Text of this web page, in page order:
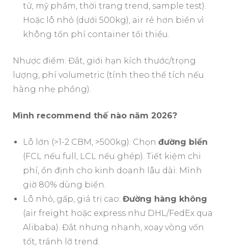
tử, mỹ phẩm, thời trang trend, sample test).
Hoặc lô nhỏ (dưới 500kg), air rẻ hơn biển vì
không tốn phí container tối thiểu.
Nhược điểm: Đắt, giới hạn kích thước/trọng
lượng, phí volumetric (tính theo thể tích nếu
hàng nhẹ phồng).
Mình recommend thế nào năm 2026?
Lô lớn (>1-2 CBM, >500kg): Chọn đường biển
(FCL nếu full, LCL nếu ghép). Tiết kiệm chi
phí, ổn định cho kinh doanh lâu dài. Mình
giờ 80% dùng biển.
Lô nhỏ, gấp, giá trị cao: Đường hàng không
(air freight hoặc express như DHL/FedEx qua
Alibaba). Đắt nhưng nhanh, xoay vòng vốn
tốt, tránh lỡ trend.